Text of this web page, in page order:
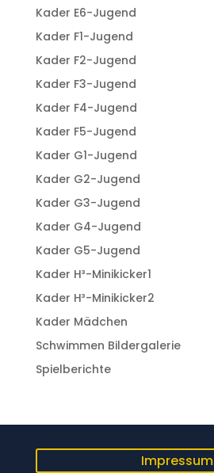
Kader E6-Jugend
Kader F1-Jugend
Kader F2-Jugend
Kader F3-Jugend
Kader F4-Jugend
Kader F5-Jugend
Kader G1-Jugend
Kader G2-Jugend
Kader G3-Jugend
Kader G4-Jugend
Kader G5-Jugend
Kader H³-Minikicker1
Kader H³-Minikicker2
Kader Mädchen
Schwimmen Bildergalerie
Spielberichte
Impressum